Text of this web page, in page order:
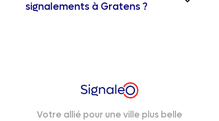
signalements à Gratens ?
Votre allié pour une ville plus belle